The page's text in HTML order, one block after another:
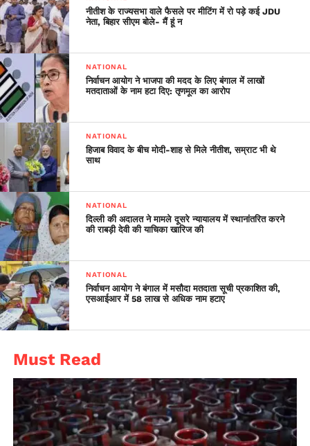
सड़कों को बनाने का काम भी कर रहा है। एक सूत्र ने कहा, “हमारे द्वारा
किया जा रहा सड़क निर्माण पीएलए के आधारभूत ढांचे के जवाब में नहीं बल्कि
हमारे लोगों की जरूरतों के आधार पर है।” दोनों देशों के सैनिकों के पीछे
हटने की औपचारिक प्रक्रिया छह जुलाई को शुरू हुई थी। इसके एक दिन
पहले करीब दो घंटे तक राष्ट्रीय सुरक्षा सलाहकार और चीनी विदेश मंत्री
वांग यी ने इलाके में तनाव घटाने के लिये किये जाने वाले उपायों को लेकर
फोन पर चर्चा की थी। हालांकि यह प्रक्रिया मध्य जुलाई के बाद से आगे
नहीं बढ़ी।
नीतीश के राज्यसभा वाले फैसले पर मीटिंग में रो पड़े कई JDU
नेता, बिहार सीएम बोले- मैं हूं न
NATIONAL
निर्वाचन आयोग ने भाजपा की मदद के लिए बंगाल में लाखों
मतदाताओं के नाम हटा दिए: तृणमूल का आरोप
NATIONAL
हिजाब विवाद के बीच मोदी-शाह से मिले नीतीश, सम्राट भी थे
साथ
NATIONAL
दिल्ली की अदालत ने मामले दूसरे न्यायालय में स्थानांतरित करने
की राबड़ी देवी की याचिका खारिज की
NATIONAL
निर्वाचन आयोग ने बंगाल में मसौदा मतदाता सूची प्रकाशित की,
एसआईआर में 58 लाख से अधिक नाम हटाए
Must Read